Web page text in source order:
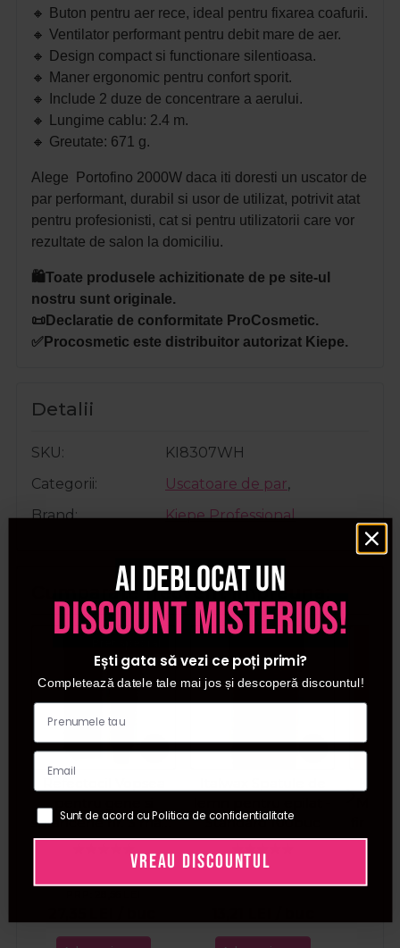
🔸
Buton pentru aer rece, ideal pentru fixarea coafurii.
🔸 Ventilator performant pentru debit mare de aer.
🔸
Design compact si functionare silentioasa.
🔸
Maner ergonomic pentru confort sporit.
🔸
Include 2 duze de concentrare a aerului.
🔸
Lungime cablu: 2.4 m.
🔸 Greutate: 671 g.
Alege Portofino 2000W daca iti doresti un uscator de
par performant, durabil si usor de utilizat, potrivit atat
pentru profesionisti, cat si pentru utilizatorii care vor
rezultate de salon la domiciliu.
🛍️Toate produsele achizitionate de pe site-ul
nostru sunt originale.
📜Declaratie de conformitate ProCosmetic.
✅Procosmetic este distribuitor autorizat Kiepe.
Detalii
SKU
KI8307WH
Categorii
Uscatoare de par,
Brand
Kiepe Professional
Cumparate frecvent impreuna:
sprancene nr. 3 maro
natural 15ml
Standard 100buc
Ai deblocat un
discount misterios!
Ești gata să vezi ce poți primi?
Completează datele tale mai jos și descoperă discountul!
Sunt de acord cu Politica de confidentialitate
VREAU DISCOUNTUL